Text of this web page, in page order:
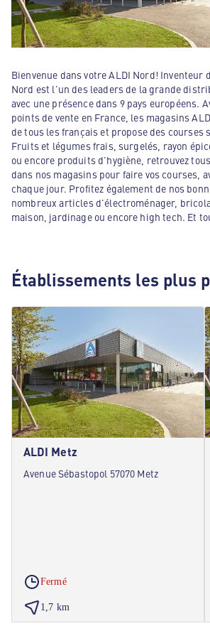
Bienvenue dans votre ALDI Nord! Inventeur
Nord est l'un des leaders de la grande
avec une présence dans 9 pays européens.
points de vente en France, les magasins
de tous les français et propose des courses
Fruits et légumes frais, surgelés, rayon
ou encore produits d'hygiène, retrouvez
dans nos magasins pour faire vos courses,
chaque jour. Profitez également de nos
nombreux articles d'électroménager,
maison, jardinage ou encore high tech. Et
Établissements les plus
ALDI Metz
Avenue Sébastopol 57070 Metz
Fermé
1,7 km